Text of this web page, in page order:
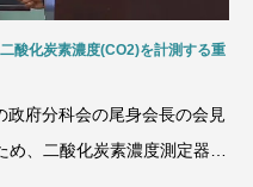
酸化炭素濃度(CO2)を計測する重
府分科会の尾身会長の会見
め、二酸化炭素濃度測定器